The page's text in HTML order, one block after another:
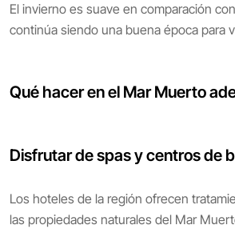
El invierno es suave en comparación
continúa siendo una buena época para
Qué hacer en el Mar Muerto
Disfrutar de spas y centros de
Los hoteles de la región ofrecen
las propiedades naturales del Mar